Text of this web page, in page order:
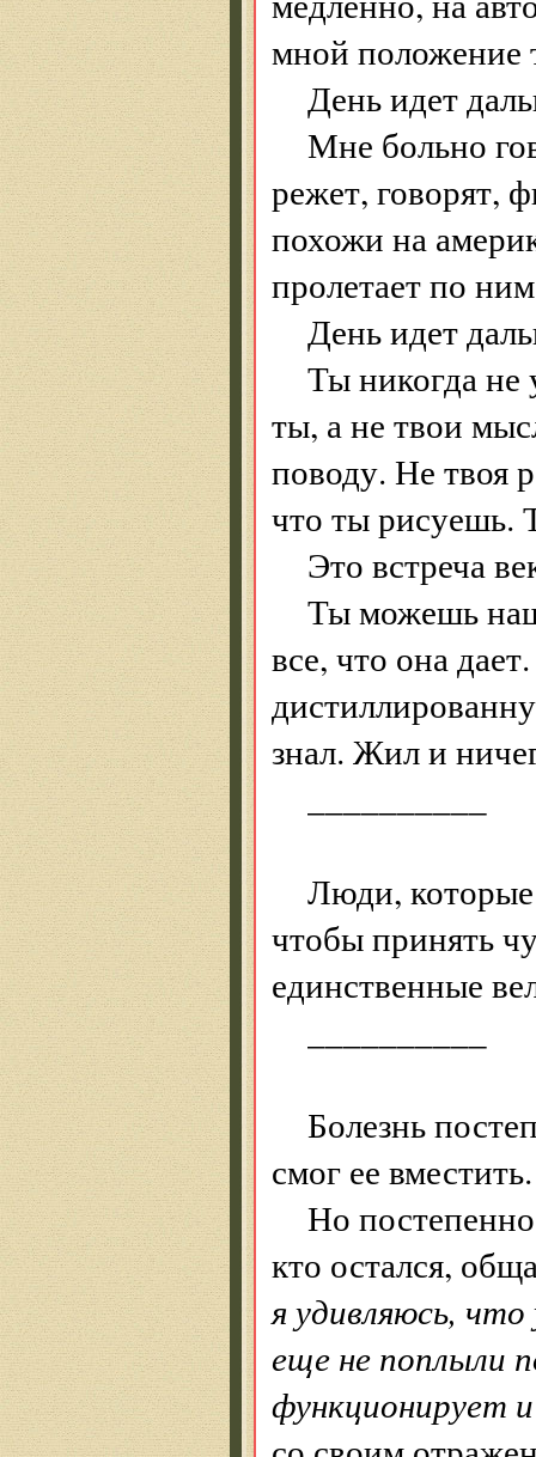
мной положение
День идет
Мне больно
режет, говорят,
похожи на
пролетает по
День идет
Ты никогда не
ты, а не твои
поводу. Не твоя
что ты рисуешь.
Это встреча
Ты можешь
все, что она
знал. Жил и
Люди,
чтобы принять
единственные
Болезнь
смог ее
Но
кто остался,
я удивляюсь,
еще не поплыли
функционирует